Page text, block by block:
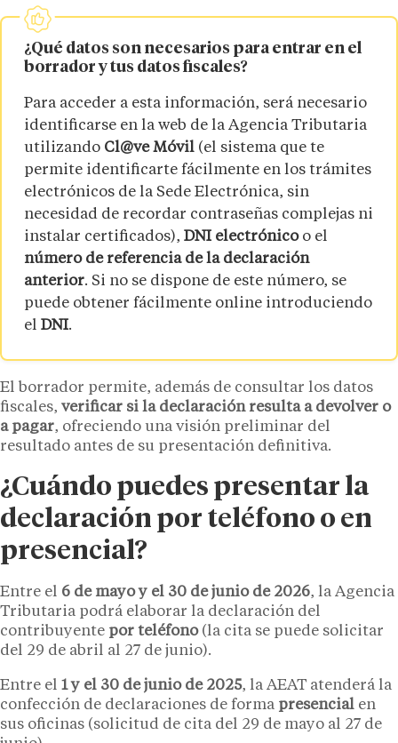
¿Qué datos son necesarios para entrar en el
borrador y tus datos fiscales?
Para acceder a esta información, será necesario
identificarse en la web de la Agencia Tributaria
utilizando Cl@ve Móvil (el sistema que te
permite identificarte fácilmente en los trámites
electrónicos de la Sede Electrónica, sin
necesidad de recordar contraseñas complejas ni
instalar certificados), DNI electrónicoo el
número de referencia de la declaración
anterior. Si no se dispone de este número, se
puede obtener fácilmente online introduciendo
el DNI.
El borrador permite, además de consultar los datos
fiscales, verificar si la declaración resulta a devolver o
a pagar, ofreciendo una visión preliminar del
resultado antes de su presentación definitiva.
¿Cuándo puedes presentar la
declaración por teléfono o en
presencial?
Entre el 6 de mayo y el 30 de junio de 2026, la Agencia
Tributaria podrá elaborar la declaración del
contribuyente por teléfono(la cita se puede solicitar
del 29 de abril al 27 de junio).
Entre el 1 y el 30 de junio de 2025, la AEAT atenderá la
confección de declaraciones de forma presencial en
sus oficinas (solicitud de cita del 29 de mayo al 27 de